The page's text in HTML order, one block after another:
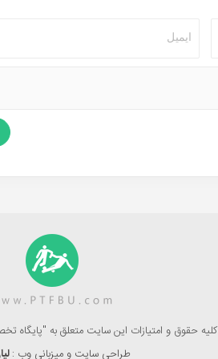
کلیه حقوق و امتیازات این سایت متعلق به "پایگاه
طراحی سایت و میزبانی وب :